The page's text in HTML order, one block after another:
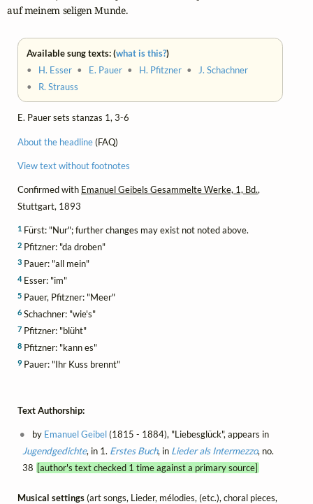
auf meinem seligen Munde.
Available sung texts: (what is this?)
• H. Esser • E. Pauer • H. Pfitzner •
J. Schachner
• R. Strauss
E. Pauer sets stanzas 1, 3-6
About the headline(FAQ)
View text without footnotes
Confirmed with Emanuel Geibels Gesammelte Werke, 1, Bd.,
Stuttgart, 1893
1 Fürst: "Nur"; further changes may exist not noted above.
2 Pfitzner: "da droben"
3 Pauer: "all mein"
4Esser: "im"
5 Pauer, Pfitzner: "Meer"
6 Schachner: "wie's"
7 Pfitzner: "blüht"
8 Pfitzner: "kann es"
9 Pauer: "Ihr Kuss brennt"
Text Authorship:
by Emanuel Geibel(1815 - 1884), "Liebesglück", appears in
Jugendgedichte, in 1. Erstes Buch, in Lieder als Intermezzo, no.
38 [author's text checked 1 time against a primary source]
Musical settings(art songs, Lieder, mélodies, (etc.), choral pieces,